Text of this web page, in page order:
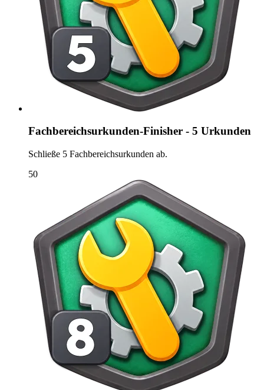
Fachbereichsurkunden-Finisher - 5 Urkunden
Schließe 5 Fachbereichsurkunden ab.
50